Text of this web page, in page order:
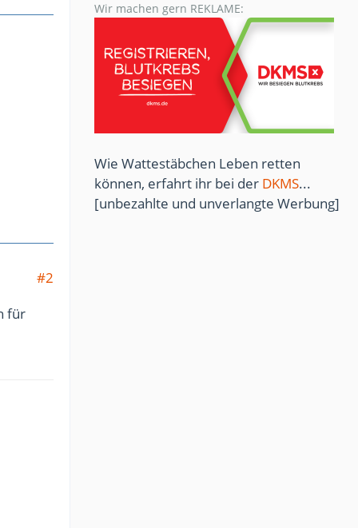
#2
für
Wir machen gern REKLAME:
Wie Wattestäbchen Leben retten
können, erfahrt ihr bei der DKMS...
[unbezahlte und unverlangte Werbung]